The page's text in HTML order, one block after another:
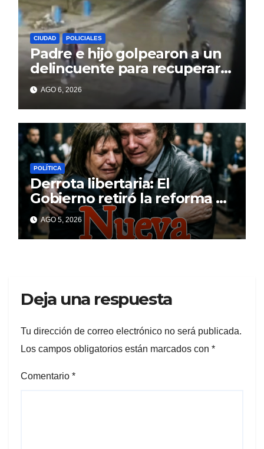
CIUDAD POLICIALES
Padre e hijo golpearon a un
delincuente para recuperar
un celular robado en Berisso
AGO 6, 2026
POLÍTICA
Derrota libertaria: El
Gobierno retiró la reforma a
la Ley de Tierras en el
Senado
AGO 5, 2026
Deja una respuesta
Tu dirección de correo electrónico no será publicada.
Los campos obligatorios están marcados con *
Comentario *